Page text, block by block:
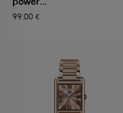
99,00 €